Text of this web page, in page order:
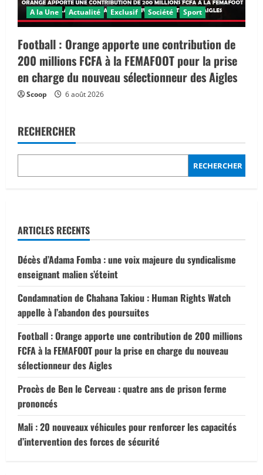
A la Une Actualité Exclusif Société Sport
Football : Orange apporte une contribution de
200 millions FCFA à la FEMAFOOT pour la prise
en charge du nouveau sélectionneur des Aigles
Scoop 6 août 2026
RECHERCHER
RECHERCHER
ARTICLES RECENTS
Décès d’Adama Fomba : une voix majeure du syndicalisme
enseignant malien s’éteint
Condamnation de Chahana Takiou : Human Rights Watch
appelle à l’abandon des poursuites
Football : Orange apporte une contribution de 200 millions
FCFA à la FEMAFOOT pour la prise en charge du nouveau
sélectionneur des Aigles
Procès de Ben le Cerveau : quatre ans de prison ferme
prononcés
Mali : 20 nouveaux véhicules pour renforcer les capacités
d’intervention des forces de sécurité